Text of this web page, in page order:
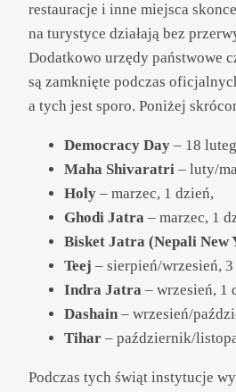
restauracje i inne miejsca
na turystyce działają bez
Dodatkowo urzędy państwowe
są zamknięte podczas
a tych jest sporo. Poniżej
Democracy Day – 18
Maha Shivaratri – luty/
Holy – marzec, 1 dzień,
Ghodi Jatra – marzec, 1
Bisket Jatra (Nepali New
Teej – sierpień/wrzesień,
Indra Jatra – wrzesień, 1
Dashain – wrzesień/
Tihar – październik/
Podczas tych świąt instytucje